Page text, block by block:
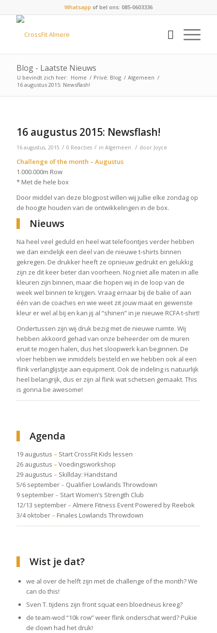
Whatsapp of bel ons: 085-0603336
Blog - Laatste Nieuws
U bevindt zich hier: Home / Privé: Blog / Algemeen /
16 augustus 2015: Newsflash!
16 augustus 2015: Newsflash!
16 augustus, 2015 / 0 Reacties / in Algemeen / door Joyce
Challenge of the month – Augustus
1.000.000m Row
* Met de hele box
Door middel van deze blogpost willen wij jullie elke zondag op
de hoogte houden van de ontwikkelingen in de box.
Nieuws
Na heel veel geduld en heel wat telefoontjes verder hebben
we dan eindelijk een deel van de nieuwe t-shirts binnen
gekregen. De drukker heeft ze opnieuw gedrukt en gelukkig
zijn ze dit keer beter dan voorheen. Nog niet alle maten in alle
kleuren zijn binnen, maar die hopen wij in de loop van de
week wel binnen te krijgen. Vraag ernaar bij de balie of aan
één van de coaches en wie weet zit jouw maat en gewenste
kleur er wel al bij en kan jij al “shinen” in je nieuwe RCFA t-shirt!
Ondertussen zijn wij druk bezig met de nieuwe ruimte. Wij
hebben akkoord gehad van onze beheerder om de muren
eruit te mogen halen, dus het sloopwerk kan beginnen. De
vloer hebben we inmiddels besteld en we hebben ook al een
flink verlanglijstje aan equipment. Ook de indeling is natuurlijk
heel belangrijk, dus er zijn al flink wat schetsen gemaakt. This
is gonna be awesome!
Agenda
19 augustus – Start CrossFit Kids lessen
26 augustus – Voedingsworkshop
29 augustus – Skillday: Handstand
5/6 september – Qualifier Lowlands Throwdown
9 september – Start Women’s Strength Club
12/13 september – Almere Fitness Event Powered by Reebok
3/4 oktober – Finales Lowlands Throwdown
Wist je dat?
we al over de helft zijn met de challenge of the month? We
can do this!
Sven T. tijdens zijn front squat een bloedneus kreeg?
de team-wod “10k row” weer flink onderschat werd? Pukie
de clown had het druk!